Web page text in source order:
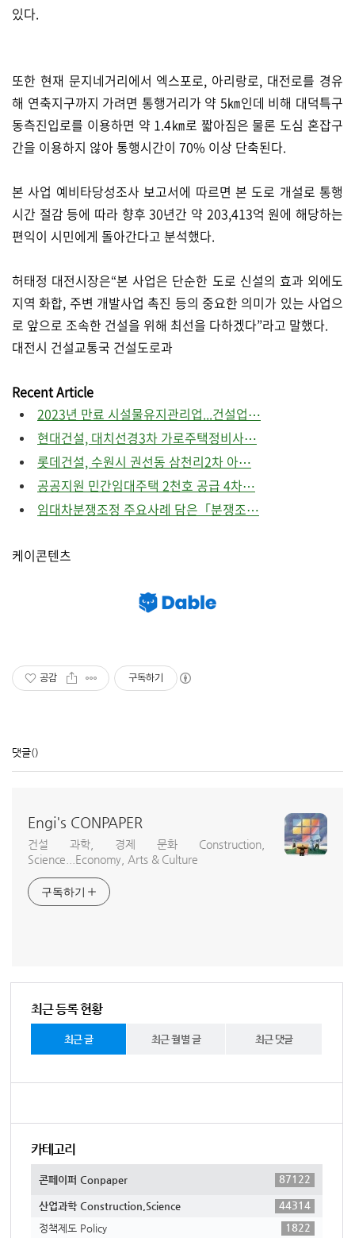
있다.
또한 현재 문지네거리에서 엑스포로, 아리랑로, 대전로를 경유
해 연축지구까지 가려면 통행거리가 약 5㎞인데 비해 대덕특구
동측진입로를 이용하면 약 1.4㎞로 짧아짐은 물론 도심 혼잡구
간을 이용하지 않아 통행시간이 70% 이상 단축된다.
본 사업 예비타당성조사 보고서에 따르면 본 도로 개설로 통행
시간 절감 등에 따라 향후 30년간 약 203,413억 원에 해당하는
편익이 시민에게 돌아간다고 분석했다.
허태정 대전시장은“본 사업은 단순한 도로 신설의 효과 외에도
지역 화합, 주변 개발사업 촉진 등의 중요한 의미가 있는 사업으
로 앞으로 조속한 건설을 위해 최선을 다하겠다”라고 말했다.
대전시 건설교통국 건설도로과
Recent Article
2023년 만료 시설물유지관리업...건설업⋯
현대건설, 대치선경3차 가로주택정비사⋯
롯데건설, 수원시 권선동 삼천리2차 아⋯
공공지원 민간임대주택 2천호 공급 4차⋯
임대차분쟁조정 주요사례 담은「분쟁조⋯
케이콘텐츠
공감 구독하기
댓글()
Engi's CONPAPER
건설 과학, 경제 문화 Construction,
Science...Economy, Arts & Culture
구독하기
최근 등록 현황
최근 글 최근 월별 글 최근 댓글
카테고리
콘페이퍼 Conpaper 87122
산업과학 Construction,Science
44314
정책제도 Policy
1822